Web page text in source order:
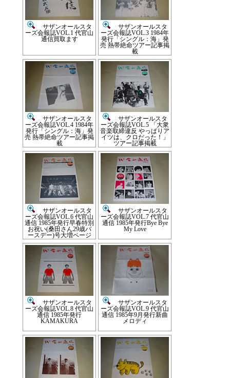
サザンオールスタ
ーズ会報誌VOL.1 代官山
通信買取ます
サザンオールスタ
ーズ会報誌VOL.3 1984年
発行「シングル：海」発
売 熱帯絶命ツアー記事掲
載
サザンオールスタ
ーズ会報誌VOL.4 1984年
発行「シングル：海」発
売 熱帯絶命ツアー記事掲
載
サザンオールスタ
ーズ会報誌VOL.5 「大衆
音楽取締違反 やっぱりア
イツは、クロだった！」
ツアー記事掲載
サザンオールスタ
ーズ会報誌VOL.6 代官山
通信 1985年発行早春特別
お祝い(桑田さん29歳バ
ースデー)号大増ページ
サザンオールスタ
ーズ会報誌VOL.7 代官山
通信 1985年発行Bye Bye
My Love
サザンオールスタ
ーズ会報誌VOL.8 代官山
通信 1985年発行
KAMAKURA
サザンオールスタ
ーズ会報誌VOL.9 代官山
通信 1985年9月発行新曲
メロディ